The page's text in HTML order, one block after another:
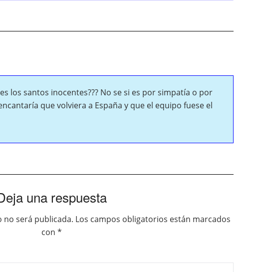
los santos inocentes??? No se si es por simpatía o por
que volviera a España y que el equipo fuese el
una respuesta
será publicada. Los campos obligatorios están marcados
con *